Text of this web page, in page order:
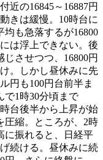
近の16845～16887円
きは緩慢。10時台に
均も急落するが16800
は浮上できない。後
させつつ、16800円
。しかし昼休みに先
円も100円台前半ま
で1時30分頃まで
台後半から上昇が始
圧縮。ところが、2時
に振れると、日経平
続ける。昼休みに続